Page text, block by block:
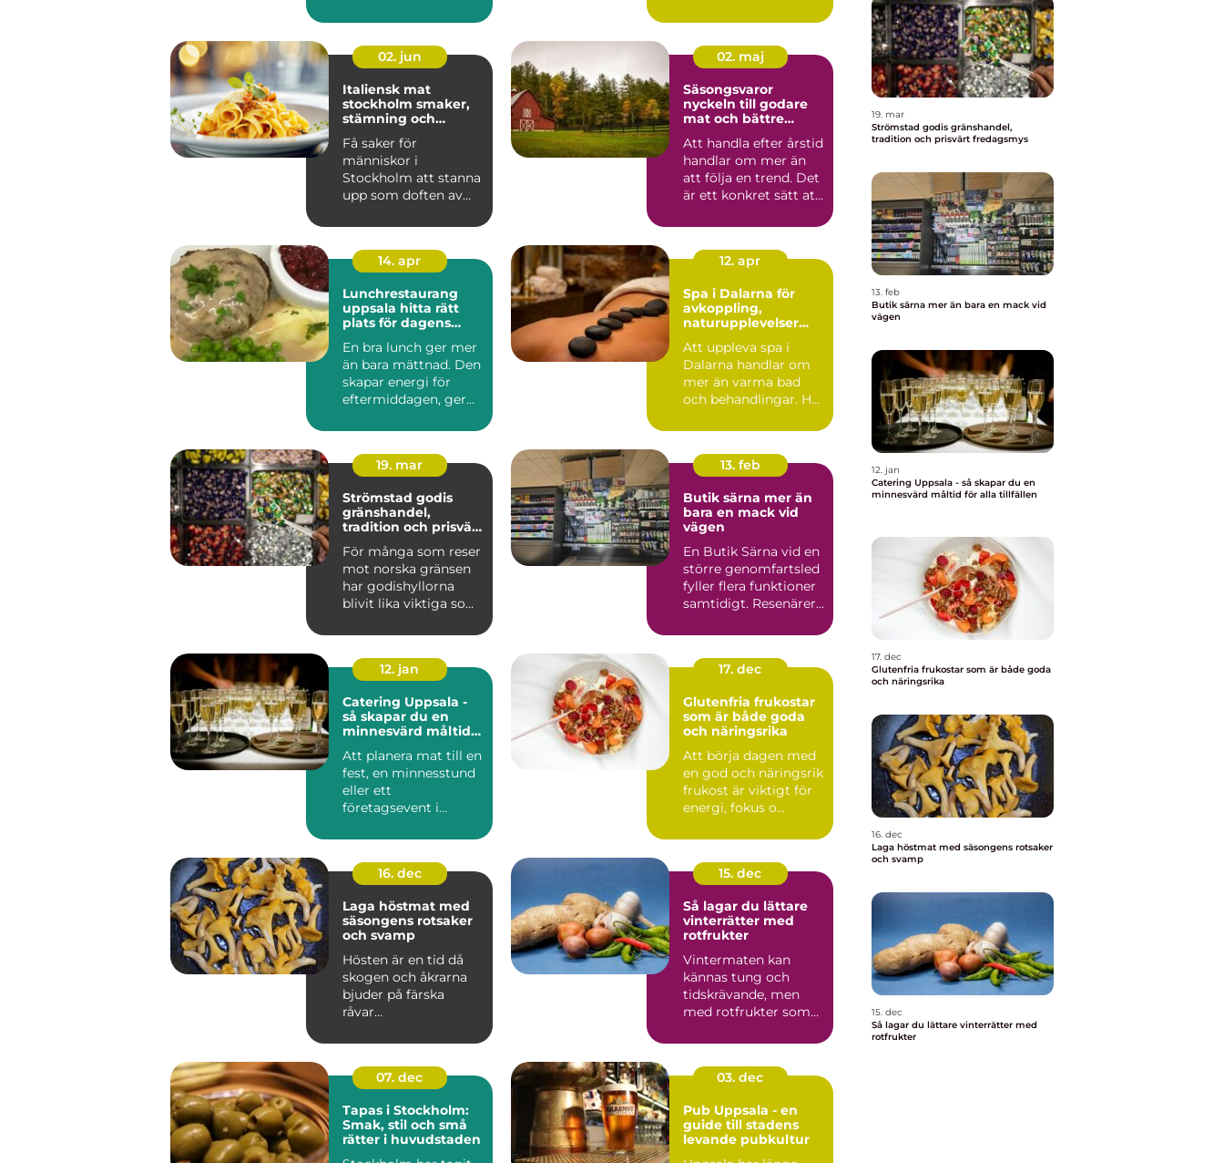
02. jun
Italiensk mat
stockholm smaker,
stämning och
Få saker för
människor i
Stockholm att stanna
upp som doften av
nygräddad pizzabo...
02. maj
Säsongsvaror
nyckeln till godare
mat och bättre
Att handla efter årstid
handlar om mer än
att följa en trend. Det
är ett konkret sätt att
14. apr
Lunchrestaurang
uppsala hitta rätt
plats för dagens
En bra lunch ger mer
än bara mättnad. Den
skapar energi för
eftermiddagen, ger
12. apr
Spa i Dalarna för
avkoppling,
naturupplevelser
vistelser
Att uppleva spa i
Dalarna handlar om
mer än varma bad
och behandlingar. Här
19. mar
Strömstad godis
gränshandel,
tradition och prisvärt
För många som reser
mot norska gränsen
har godishyllorna
blivit lika viktiga som
13. feb
Butik särna mer än
bara en mack vid
vägen
En Butik Särna vid en
större genomfartsled
fyller flera funktioner
samtidigt. Resenärer
12. jan
Catering Uppsala -
så skapar du en
minnesvärd måltid
Att planera mat till en
fest, en minnesstund
eller ett
företagsevent i
17. dec
Glutenfria frukostar
som är både goda
och näringsrika
Att börja dagen med
en god och näringsrik
frukost är viktigt för
energi, fokus o...
16. dec
Laga höstmat med
säsongens rotsaker
och svamp
Hösten är en tid då
skogen och åkrarna
bjuder på färska
råvar...
15. dec
Så lagar du lättare
vinterrätter med
rotfrukter
Vintermaten kan
kännas tung och
tidskrävande, men
med rotfrukter som
07. dec
Tapas i Stockholm:
Smak, stil och små
rätter i huvudstaden
03. dec
Pub Uppsala - en
guide till stadens
levande pubkultur
19. mar
Strömstad godis gränshandel,
tradition och prisvärt fredagsmys
13. feb
Butik särna mer än bara en mack vid
vägen
12. jan
Catering Uppsala - så skapar du en
minnesvärd måltid för alla tillfällen
17. dec
Glutenfria frukostar som är både goda
och näringsrika
16. dec
Laga höstmat med säsongens rotsaker
och svamp
15. dec
Så lagar du lättare vinterrätter med
rotfrukter